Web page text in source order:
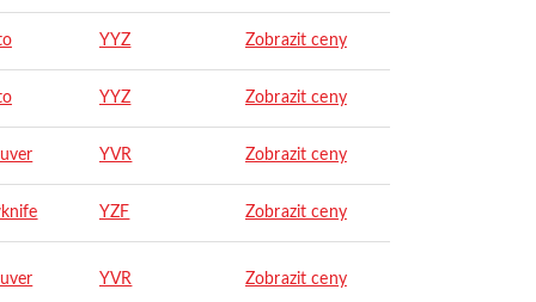
YYZ Zobrazit ceny
YYZ Zobrazit ceny
YVR Zobrazit ceny
YZF Zobrazit ceny
YVR Zobrazit ceny